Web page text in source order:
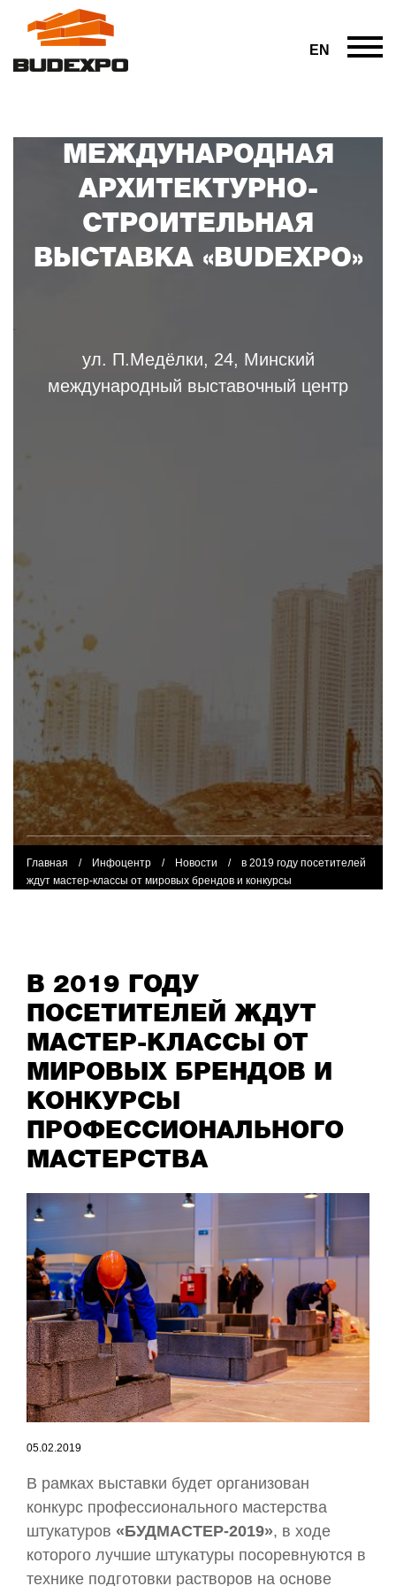
EN
МЕЖДУНАРОДНАЯ
АРХИТЕКТУРНО-
СТРОИТЕЛЬНАЯ
ВЫСТАВКА «BUDEXPO»
ул. П.Медёлки, 24, Минский
международный выставочный центр
Главная / Инфоцентр / Новости /
в 2019 году посетителей
ждут мастер-классы от мировых брендов и конкурсы
В 2019 ГОДУ
ПОСЕТИТЕЛЕЙ ЖДУТ
МАСТЕР-КЛАССЫ ОТ
МИРОВЫХ БРЕНДОВ И
КОНКУРСЫ
ПРОФЕССИОНАЛЬНОГО
МАСТЕРСТВА
05.02.2019
В рамках выставки будет организован
конкурс профессионального мастерства
штукатуров «БУДМАСТЕР-2019», в ходе
которого лучшие штукатуры посоревнуются в
технике подготовки растворов на основе